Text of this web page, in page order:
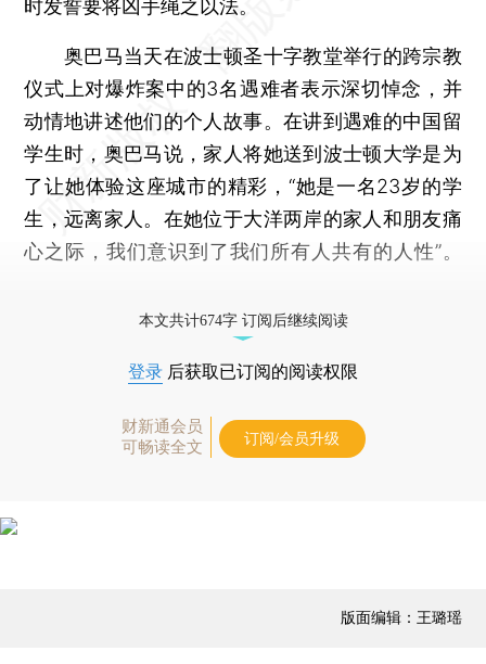
时发誓要将凶手绳之以法。
奥巴马当天在波士顿圣十字教堂举行的跨宗教
仪式上对爆炸案中的3名遇难者表示深切悼念，并
动情地讲述他们的个人故事。在讲到遇难的中国留
学生时，奥巴马说，家人将她送到波士顿大学是为
了让她体验这座城市的精彩，“她是一名23岁的学
生，远离家人。在她位于大洋两岸的家人和朋友痛
心之际，我们意识到了我们所有人共有的人性”。
本文共计674字 订阅后继续阅读
登录 后获取已订阅的阅读权限
财新通会员
可畅读全文
订阅/会员升级
版面编辑：王璐瑶